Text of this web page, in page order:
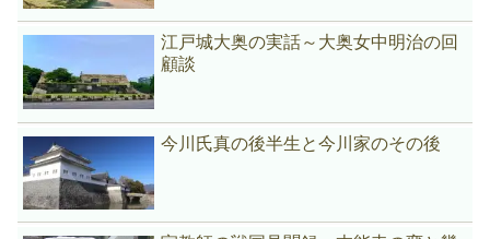
江戸城大奥の実話～大奥女中明治の回
顧談
今川氏真の後半生と今川家のその後